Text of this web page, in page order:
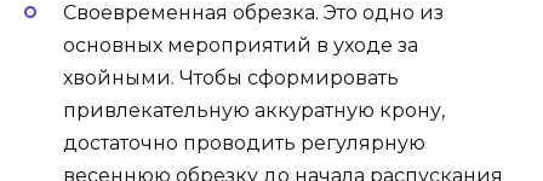
Своевременная обрезка. Это одно из
основных мероприятий в уходе за
хвойными. Чтобы сформировать
привлекательную аккуратную крону,
достаточно проводить регулярную
весеннюю обрезку до начала распускания